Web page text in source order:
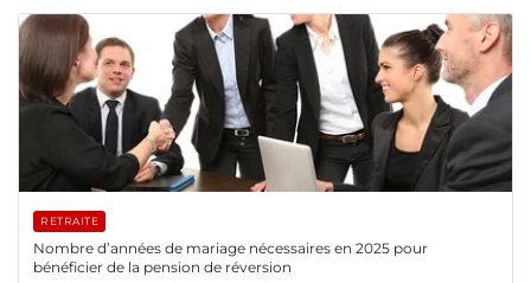
RETRAITE
Nombre d’années de mariage nécessaires en 2025 pour
bénéficier de la pension de réversion